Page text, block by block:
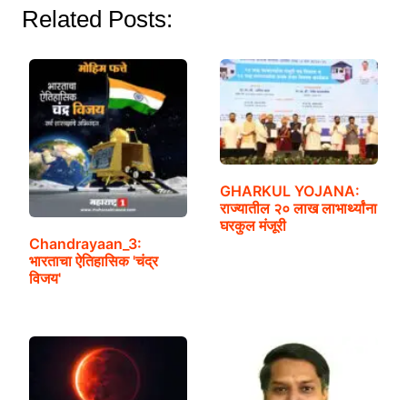
पाठवला
मनमोहक
व्हिडिओ
Related Posts:
Chandrayaan_3:
भारताचा ऐतिहासिक 'चंद्र
विजय'
GHARKUL YOJANA:
राज्यातील २० लाख लाभार्थ्यांना
घरकुल मंजूरी